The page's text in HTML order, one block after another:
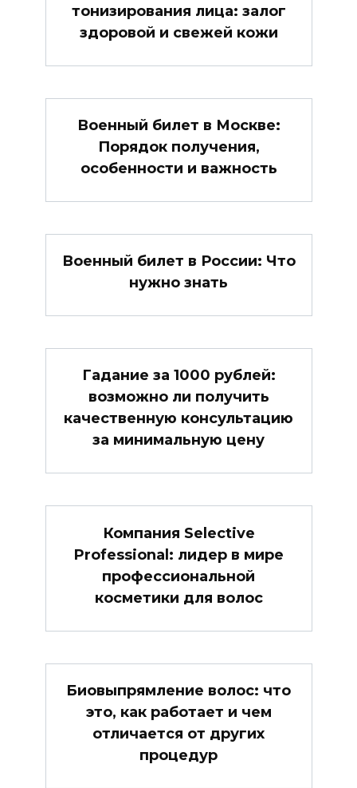
тонизирования лица: залог
здоровой и свежей кожи
Военный билет в Москве:
Порядок получения,
особенности и важность
Военный билет в России: Что
нужно знать
Гадание за 1000 рублей:
возможно ли получить
качественную консультацию
за минимальную цену
Компания Selective
Professional: лидер в мире
профессиональной
косметики для волос
Биовыпрямление волос: что
это, как работает и чем
отличается от других
процедур